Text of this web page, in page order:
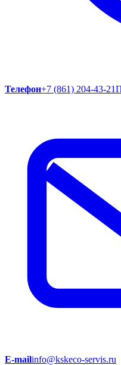
Телефон+7 (861) 204-43-21
E-mailinfo@kskeco-servis.ru